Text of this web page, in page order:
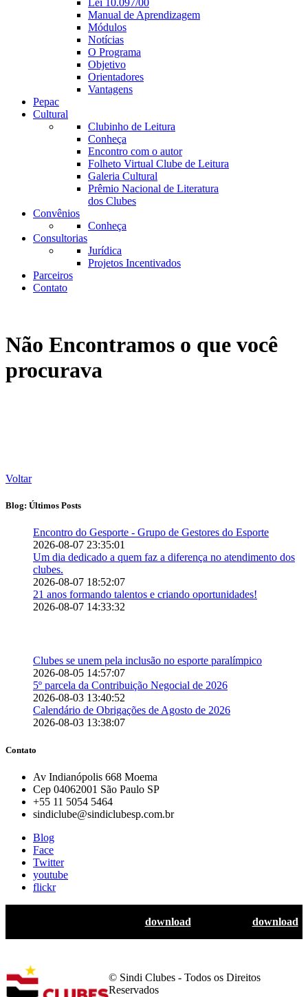
Manual de Aprendizagem
Módulos
Notícias
O Programa
Objetivo
Orientadores
Vantagens
Pepac
Cultural
Clubinho de Leitura
Conheça
Encontro com o autor
Folheto Virtual Clube de Leitura
Galeria Cultural
Prêmio Nacional de Literatura
dos Clubes
Convênios
Conheça
Consultorias
Jurídica
Projetos Incentivados
Parceiros
Contato
Não Encontramos o que você
procurava
Voltar
Blog: Últimos Posts
Encontro do Gesporte - Grupo de Gestores do Esporte
2026-08-07 23:35:01
Um dia dedicado a quem faz a diferença no atendimento dos
clubes.
2026-08-07 18:52:07
21 anos formando talentos e criando oportunidades!
2026-08-07 14:33:32
Clubes se unem pela inclusão no esporte paralímpico
2026-08-05 14:57:07
5º parcela da Contribuição Negocial de 2026
2026-08-03 13:40:52
Calendário de Obrigações de Agosto de 2026
2026-08-03 13:38:07
Contato
Av Indianópolis 668 Moema
Cep 04062001 São Paulo SP
+55 11 5054 5464
sindiclube@sindiclubesp.com.br
Blog
Face
Twitter
youtube
flickr
download download
© Sindi Clubes - Todos os Direitos
Reservados